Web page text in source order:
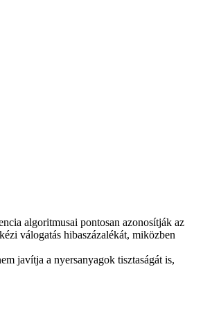
algoritmusai pontosan azonosítják az
válogatás hibaszázalékát, miközben
javítja a nyersanyagok tisztaságát is,